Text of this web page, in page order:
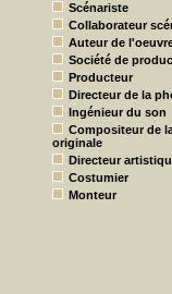
Scénariste
Collaborateur
Auteur de
Société de
Producteur
Directeur de la
Ingénieur du son
Compositeur de
originale
Directeur
Costumier
Monteur